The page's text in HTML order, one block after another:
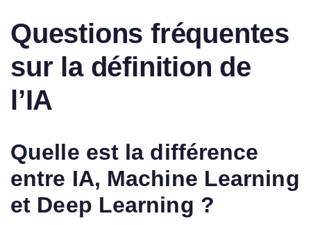
Questions fréquentes
sur la définition de
l’IA
Quelle est la différence
entre IA, Machine Learning
et Deep Learning ?